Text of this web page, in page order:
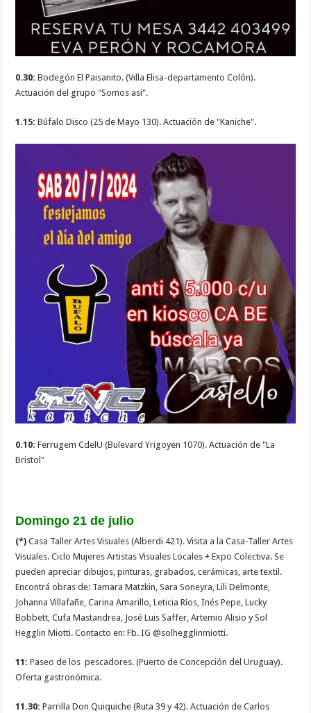
0.30: Bodegón El Paisanito. (Villa Elisa-departamento Colón).
Actuación del grupo "Somos así".
1.15: Búfalo Disco (25 de Mayo 130). Actuación de "Kaniche".
0.10: Ferrugem CdelU (Bulevard Yrigoyen 1070). Actuación de "La
Bristol"
Domingo 21 de julio
(*)Casa Taller Artes Visuales (Alberdi 421). Visita a la Casa-Taller Artes
Visuales. Ciclo Mujeres Artistas Visuales Locales + Expo Colectiva. Se
pueden apreciar dibujos, pinturas, grabados, cerámicas, arte textil.
Encontrá obras de: Tamara Matzkin, Sara Soneyra, Lili Delmonte,
Johanna Villafañe, Carina Amarillo, Leticia Ríos, Inés Pepe, Lucky
Bobbett, Cufa Mastandrea, José Luis Saffer, Artemio Alisio y Sol
Hegglin Miotti. Contacto en: Fb. IG @solhegglinmiotti.
11: Paseo de los pescadores. (Puerto de Concepción del Uruguay).
Oferta gastronómica.
11.30: Parrilla Don Quiquiche (Ruta 39 y 42). Actuación de Carlos